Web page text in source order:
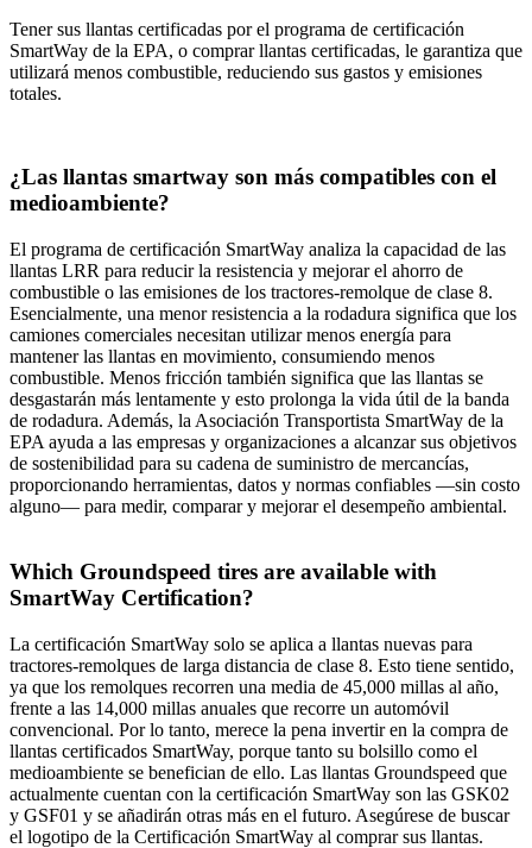
Tener sus llantas certificadas por el programa de certificación
SmartWay de la EPA, o comprar llantas certificadas, le garantiza que
utilizará menos combustible, reduciendo sus gastos y emisiones
totales.
¿Las llantas smartway son más compatibles con el
medioambiente?
El programa de certificación SmartWay analiza la capacidad de las
llantas LRR para reducir la resistencia y mejorar el ahorro de
combustible o las emisiones de los tractores-remolque de clase 8.
Esencialmente, una menor resistencia a la rodadura significa que los
camiones comerciales necesitan utilizar menos energía para
mantener las llantas en movimiento, consumiendo menos
combustible. Menos fricción también significa que las llantas se
desgastarán más lentamente y esto prolonga la vida útil de la banda
de rodadura. Además, la Asociación Transportista SmartWay de la
EPA ayuda a las empresas y organizaciones a alcanzar sus objetivos
de sostenibilidad para su cadena de suministro de mercancías,
proporcionando herramientas, datos y normas confiables —sin costo
alguno— para medir, comparar y mejorar el desempeño ambiental.
Which Groundspeed tires are available with
SmartWay Certification?
La certificación SmartWay solo se aplica a llantas nuevas para
tractores-remolques de larga distancia de clase 8. Esto tiene sentido,
ya que los remolques recorren una media de 45,000 millas al año,
frente a las 14,000 millas anuales que recorre un automóvil
convencional. Por lo tanto, merece la pena invertir en la compra de
llantas certificados SmartWay, porque tanto su bolsillo como el
medioambiente se benefician de ello. Las llantas Groundspeed que
actualmente cuentan con la certificación SmartWay son las GSK02
y GSF01 y se añadirán otras más en el futuro. Asegúrese de buscar
el logotipo de la Certificación SmartWay al comprar sus llantas.